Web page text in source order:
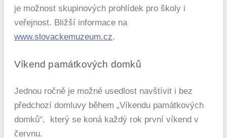
je možnost skupinových prohlídek pro školy i
veřejnost. Bližší informace na
www.slovackemuzeum.cz.
Víkend památkových domků
Jednou ročně je možné usedlost navštívit i bez
předchozí domluvy během „Víkendu památkových
domků“, který se koná každý rok první víkend v
červnu.